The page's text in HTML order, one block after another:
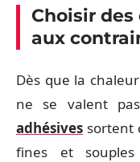
Choisir
aux
Dès que la
ne se valent
adhésives sortent
fines et